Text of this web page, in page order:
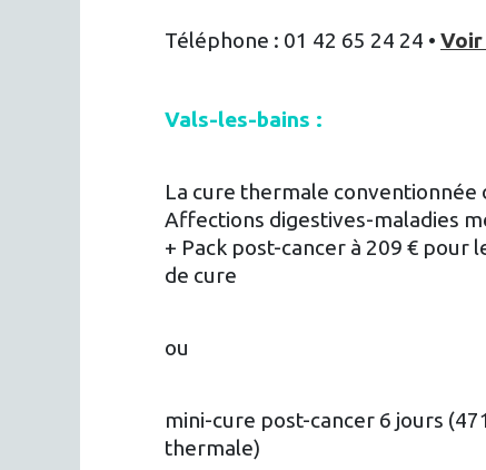
Téléphone : 01 42 65 24 24 •
Vals-les-bains :
La cure thermale conventionnée
Affections digestives-maladies
+ Pack post-cancer à 209 € pour
de cure
ou
mini-cure post-cancer 6 jours
thermale)